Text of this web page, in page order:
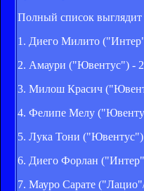
Полный список
1. Диего Милито
2. Амаури ("Ювентус") -
3. Милош Красич
4. Фелипе Мелу
5. Лука Тони ("Ювентус")
6. Диего Форлан
7. Мауро Сарате